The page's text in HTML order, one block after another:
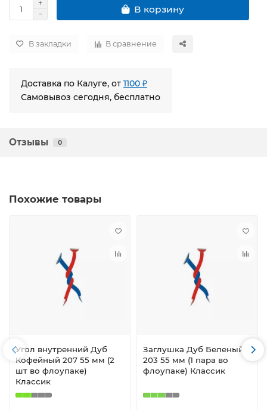
В корзину
В закладки В сравнение
Доставка по Калуге, от 1100 ₽
Самовывоз сегодня, бесплатно
Отзывы 0
Похожие товары
Угол внутренний Дуб
Кофейный 207 55 мм (2
шт во флоупаке)
Классик
Заглушка Дуб Беленый
203 55 мм (1 пара во
флоупаке) Классик